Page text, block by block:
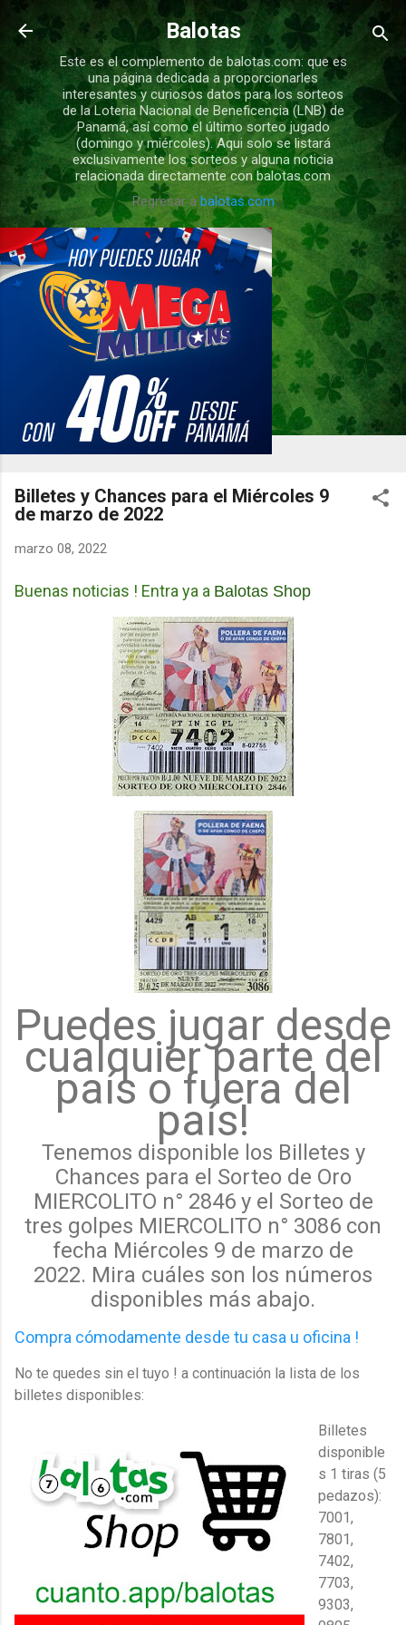
Ir al contenido principal
Balotas
Este es el complemento de balotas.com: que es
una página dedicada a proporcionarles
interesantes y curiosos datos para los sorteos
de la Loteria Nacional de Beneficencia (LNB) de
Panamá, así como el último sorteo jugado
(domingo y miércoles). Aqui solo se listará
exclusivamente los sorteos y alguna noticia
relacionada directamente con balotas.com
Regresar a balotas.com
Billetes y Chances para el Miércoles 9
de marzo de 2022
marzo 08, 2022
Buenas noticias ! Entra ya a Balotas Shop
Puedes jugar desde
cualquier parte del
país o fuera del
país!
Tenemos disponible los Billetes y
Chances para el Sorteo de Oro
MIERCOLITO n° 2846 y el Sorteo de
tres golpes MIERCOLITO n° 3086 con
fecha Miércoles 9 de marzo de
2022. Mira cuáles son los números
disponibles más abajo.
Compra cómodamente desde tu casa u oficina !
No te quedes sin el tuyo ! a continuación la lista de los
billetes disponibles:
Billetes
disponible
s 1 tiras (5
pedazos):
7001,
7801,
7402,
7703,
9303,